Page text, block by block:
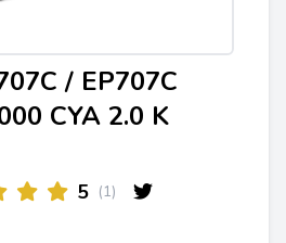
/ EP707C
CYA 2.0 K
5 (1)